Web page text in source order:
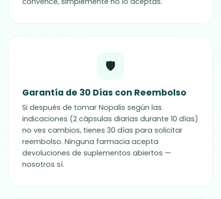
🛡️
Garantía de 30 Días con Reembolso
Si después de tomar Nopalis según las
indicaciones (2 cápsulas diarias durante 10 días)
no ves cambios, tienes 30 días para solicitar
reembolso. Ninguna farmacia acepta
devoluciones de suplementos abiertos —
nosotros sí.